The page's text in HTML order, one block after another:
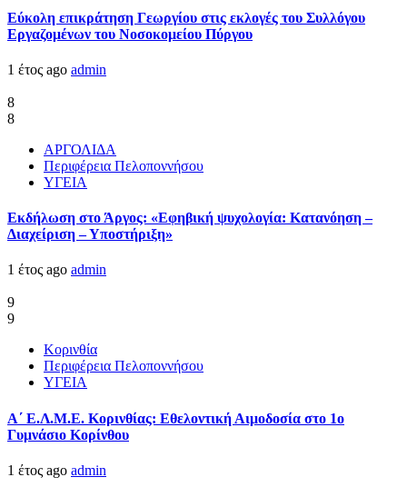
Εύκολη επικράτηση Γεωργίου στις εκλογές του Συλλόγου
Εργαζομένων του Νοσοκομείου Πύργου
1 έτος ago admin
8
8
ΑΡΓΟΛΙΔΑ
Περιφέρεια Πελοποννήσου
ΥΓΕΙΑ
Εκδήλωση στο Άργος: «Εφηβική ψυχολογία: Κατανόηση –
Διαχείριση – Υποστήριξη»
1 έτος ago admin
9
9
Κορινθία
Περιφέρεια Πελοποννήσου
ΥΓΕΙΑ
Α΄ Ε.Λ.Μ.Ε. Κορινθίας: Εθελοντική Αιμοδοσία στο 1ο
Γυμνάσιο Κορίνθου
1 έτος ago admin